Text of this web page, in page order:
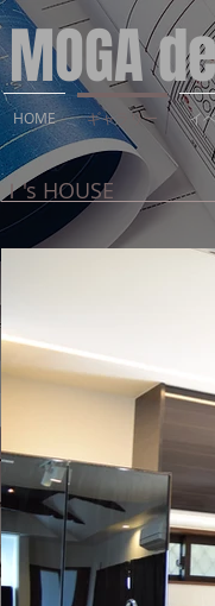
MOGA
Ｉ's HOUSE
HOME ギャラリー イ